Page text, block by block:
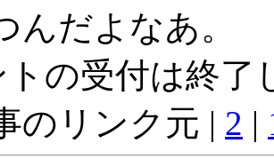
んだよなあ。
の受付は終了
のリンク元 | 2 |